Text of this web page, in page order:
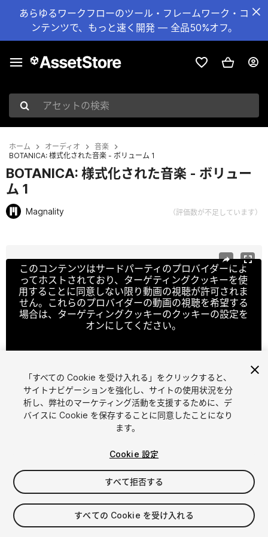
あらゆるワークフローのツール・フレームワーク・コ
ンテンツで、もっと速く開発 — 全品50%オフ。
アセットの検索
ホーム オーディオ
音楽
BOTANICA: 様式化された音楽 - ボリューム 1
BOTANICA: 様式化された音楽 - ボリュー
ム 1
Magnality （評価数が不足しています）
このコンテンツはサードパーティのプロバイダーによ
ってホストされており、ターゲティングクッキーを使
用することに同意しない限り動画の視聴が許可されま
せん。これらのプロバイダーの動画の視聴を希望する
場合は、ターゲティングクッキーのクッキーの設定を
オンにしてください。
クッキーの設定
1/2
$9.99
消費税は決済時に計算されます
「すべての Cookie を受け入れる」をクリックすると、
サイトナビゲーションを強化し、サイトの使用状況を分
析し、弊社のマーケティング活動を支援するために、デ
バイスに Cookie を保存することに同意したことになり
ます。
Cookie 設定
すべて拒否する
すべての Cookie を受け入れる